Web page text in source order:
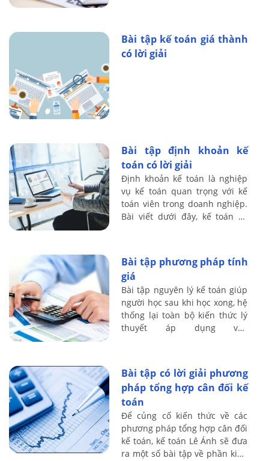
Bài tập kế toán giá thành
có lời giải
Bài tập định khoản kế
toán có lời giải
Định khoản kế toán là nghiệp
vụ kế toán quan trọng với kế
toán viên trong doanh nghiệp.
Bài viết dưới đây, kế toán Lê
Bài tập phương pháp tính
giá
Bài tập nguyên lý kế toán giúp
người học sau khi học xong, hệ
thống lại toàn bộ kiến thức lý
thuyết áp dụng vào
Bài tập có lời giải phương
pháp tổng hợp cân đối kế
toán
Để củng cố kiến thức về các
phương pháp tổng hợp cân đối
kế toán, kế toán Lê Ánh sẽ đưa
ra một số bài tập về phần kiến